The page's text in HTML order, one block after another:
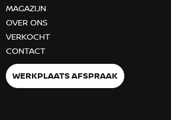
MAGAZIJN
OVER ONS
VERKOCHT
CONTACT
WERKPLAATS AFSPRAAK